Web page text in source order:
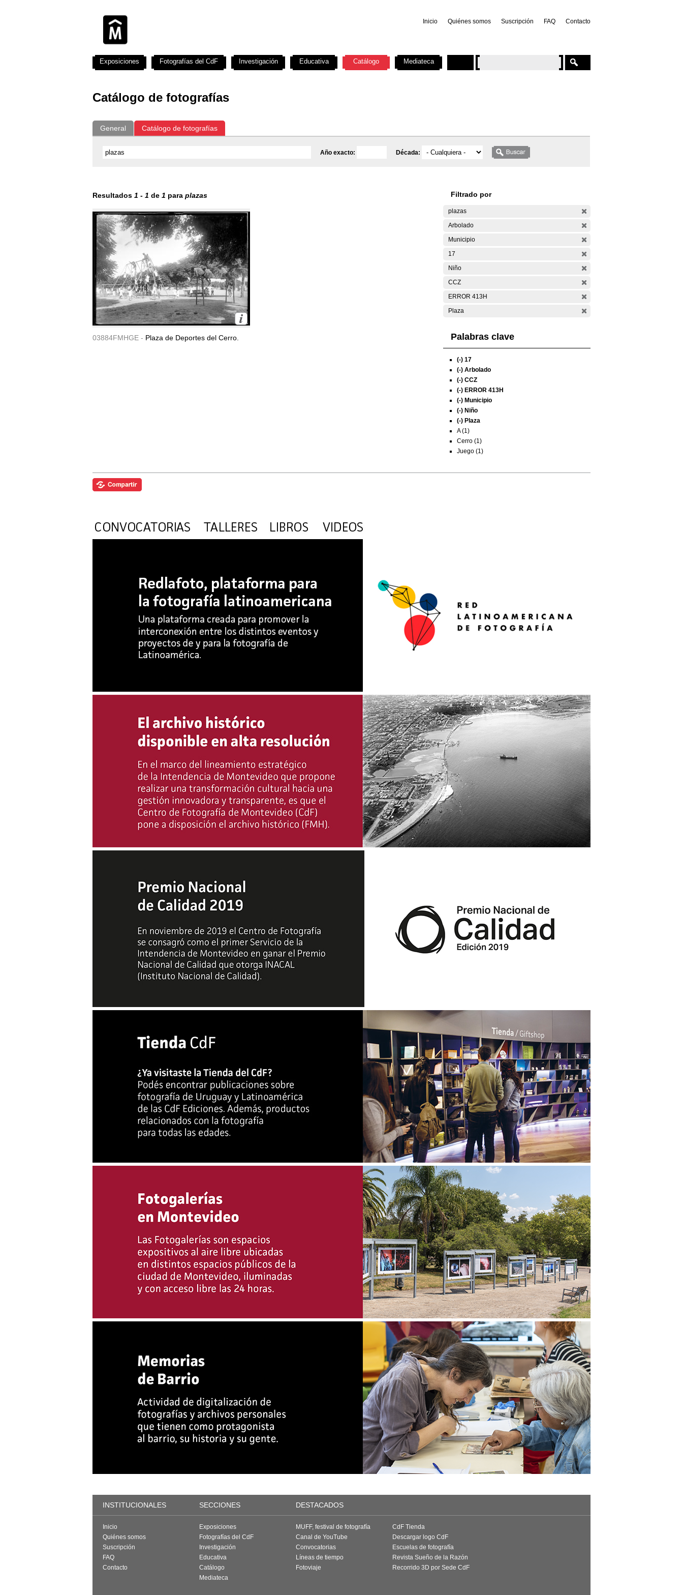
Inicio Quiénes somos Suscripción FAQ Contacto
Catálogo de fotografías
General Catálogo de fotografías
Año exacto: Década:
Resultados 1 - 1 de 1 para plazas
03884FMHGE - Plaza de Deportes del Cerro.
Filtrado por
plazas
Arbolado
Municipio
17
Niño
CCZ
ERROR 413H
Plaza
Palabras clave
(-) 17
(-) Arbolado
(-) CCZ
(-) ERROR 413H
(-) Municipio
(-) Niño
(-) Plaza
A (1)
Cerro (1)
Juego (1)
Exposiciones Fotografías del CdF Investigación Educativa Catálogo Mediateca
INSTITUCIONALES SECCIONES DESTACADOS
Inicio
Quiénes somos
Suscripción
FAQ
Contacto
Exposiciones
Fotografías del CdF
Investigación
Educativa
Catálogo
Mediateca
MUFF, festival de fotografía
Canal de YouTube
Convocatorias
Líneas de tiempo
Fotoviaje
CdF Tienda
Descargar logo CdF
Escuelas de fotografía
Revista Sueño de la Razón
Recorrido 3D por Sede CdF